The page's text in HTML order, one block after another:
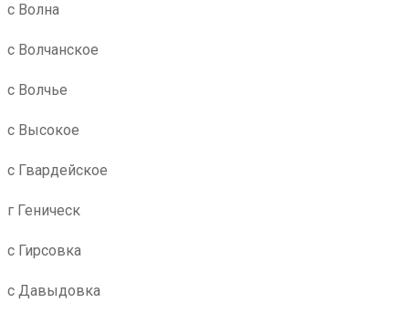
с Волна
с Волчанское
с Волчье
с Высокое
с Гвардейское
г Геническ
с Гирсовка
с Давыдовка